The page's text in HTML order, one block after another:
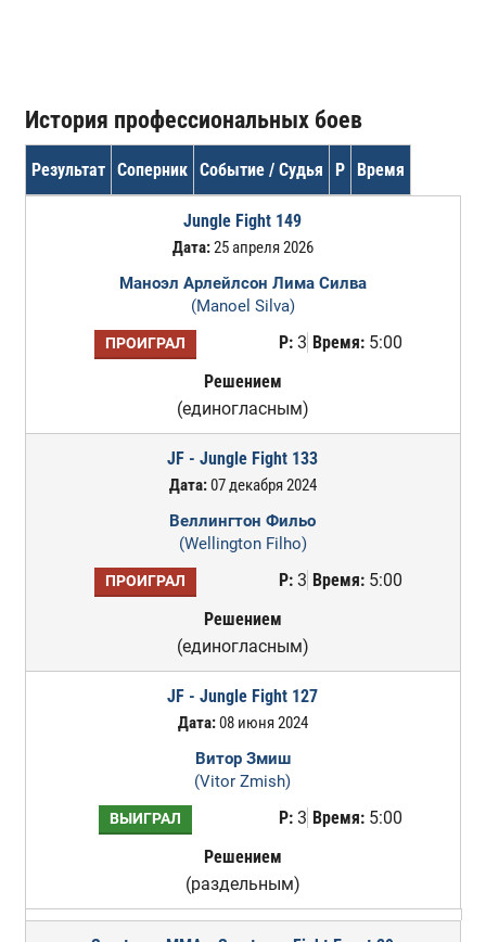
История профессиональных боев
Результат Соперник Событие / Судья Р Время
Jungle Fight 149
Дата:25 апреля 2026
Маноэл Арлейлсон Лима Силва
(Manoel Silva)
ПРОИГРАЛ Р:3 Время:5:00
Решением
(единогласным)
JF - Jungle Fight 133
Дата:07 декабря 2024
Веллингтон Фильо
(Wellington Filho)
ПРОИГРАЛ Р:3 Время:5:00
Решением
(единогласным)
JF - Jungle Fight 127
Дата:08 июня 2024
Витор Змиш
(Vitor Zmish)
ВЫИГРАЛ Р:3 Время:5:00
Решением
(раздельным)